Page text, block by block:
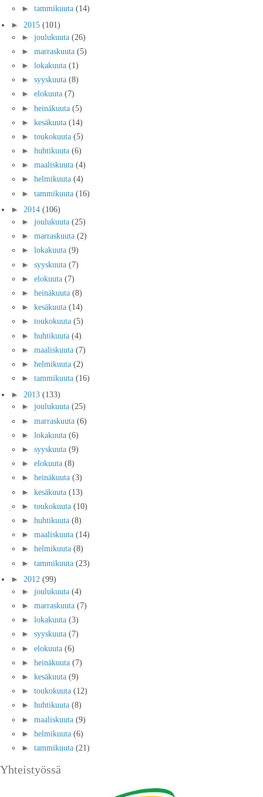
► tammikuuta (14)
► 2015 (101)
► joulukuuta (26)
► marraskuuta (5)
► lokakuuta (1)
► syyskuuta (8)
► elokuuta (7)
► heinäkuuta (5)
► kesäkuuta (14)
► toukokuuta (5)
► huhtikuuta (6)
► maaliskuuta (4)
► helmikuuta (4)
► tammikuuta (16)
► 2014 (106)
► joulukuuta (25)
► marraskuuta (2)
► lokakuuta (9)
► syyskuuta (7)
► elokuuta (7)
► heinäkuuta (8)
► kesäkuuta (14)
► toukokuuta (5)
► huhtikuuta (4)
► maaliskuuta (7)
► helmikuuta (2)
► tammikuuta (16)
► 2013 (133)
► joulukuuta (25)
► marraskuuta (6)
► lokakuuta (6)
► syyskuuta (9)
► elokuuta (8)
► heinäkuuta (3)
► kesäkuuta (13)
► toukokuuta (10)
► huhtikuuta (8)
► maaliskuuta (14)
► helmikuuta (8)
► tammikuuta (23)
► 2012 (99)
► joulukuuta (4)
► marraskuuta (7)
► lokakuuta (3)
► syyskuuta (7)
► elokuuta (6)
► heinäkuuta (7)
► kesäkuuta (9)
► toukokuuta (12)
► huhtikuuta (8)
► maaliskuuta (9)
► helmikuuta (6)
► tammikuuta (21)
Yhteistyössä